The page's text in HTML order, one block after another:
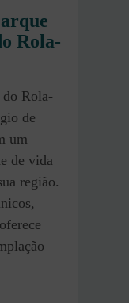
Rola-
do Rola-
de
um
de vida
região.